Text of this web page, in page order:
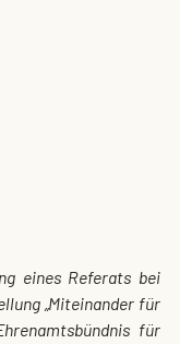
eines Referats bei
„Miteinander für
für